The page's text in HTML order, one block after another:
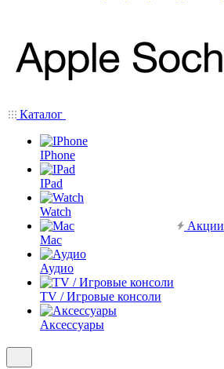
Каталог
IPhone
IPad
Watch
Mac
Аудио
TV / Игровые консоли
Аксессуары
Акции